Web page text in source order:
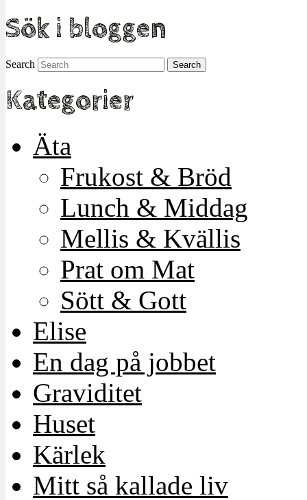
Sök i bloggen
Search
Kategorier
Äta
Frukost & Bröd
Lunch & Middag
Mellis & Kvällis
Prat om Mat
Sött & Gott
Elise
En dag på jobbet
Graviditet
Huset
Kärlek
Mitt så kallade liv